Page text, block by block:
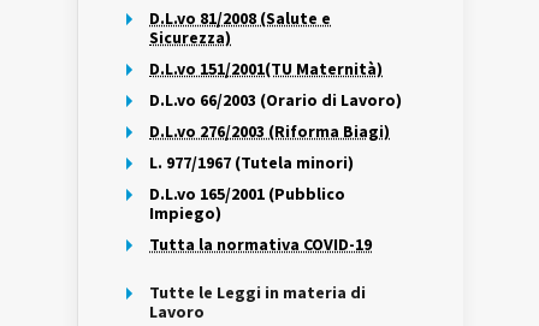
D.L.vo 81/2008 (Salute e
Sicurezza)
D.L.vo 151/2001(TU Maternità)
D.L.vo 66/2003 (Orario di Lavoro)
D.L.vo 276/2003 (Riforma Biagi)
L. 977/1967 (Tutela minori)
D.L.vo 165/2001 (Pubblico
Impiego)
Tutta la normativa COVID-19
Tutte le Leggi in materia di
Lavoro